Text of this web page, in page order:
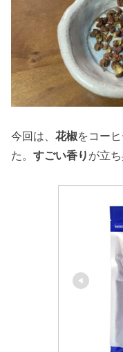
今回は、 花椒をコー
た。 すごい香りが立ち